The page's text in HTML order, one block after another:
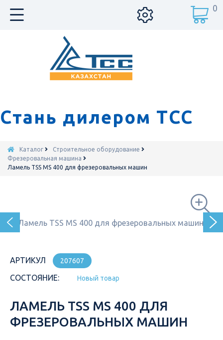
Стань дилером ТСС
0
Каталог
Строительное оборудование
Фрезеровальная машина
Ламель TSS MS 400 для фрезеровальных машин
АРТИКУЛ 207607
СОСТОЯНИЕ: Новый товар
ЛАМЕЛЬ TSS MS 400 ДЛЯ
ФРЕЗЕРОВАЛЬНЫХ МАШИН